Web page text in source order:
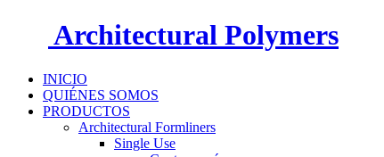
Architectural Polymers
INICIO
QUIÉNES SOMOS
PRODUCTOS
Architectural Formliners
Single Use